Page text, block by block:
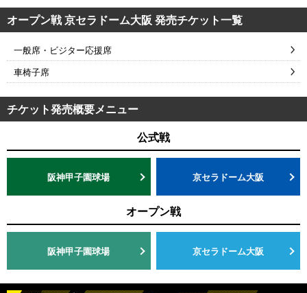
オープン戦 京セラドーム大阪 発売チケット一覧
一般席・ビジター応援席
車椅子席
チケット発売概要メニュー
公式戦
阪神甲子園球場 京セラドーム大阪
オープン戦
阪神甲子園球場 京セラドーム大阪